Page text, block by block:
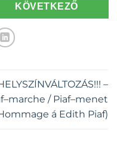
KÖVETKEZŐ
–
/ Piaf–menet
á Edith Piaf)